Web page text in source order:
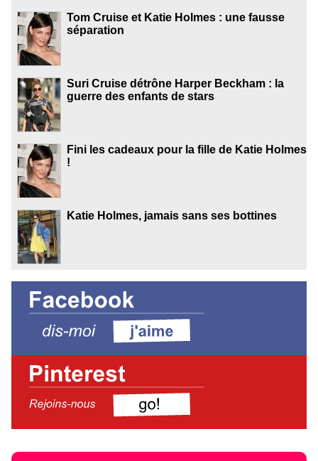
Tom Cruise et Katie Holmes : une fausse
séparation
Suri Cruise détrône Harper Beckham : la
guerre des enfants de stars
Fini les cadeaux pour la fille de Katie Holmes
!
Katie Holmes, jamais sans ses bottines